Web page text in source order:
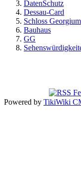
DatenSchutz
Dessau-Card
Schloss Georgium
Bauhaus
GG
Powered by TikiWiki